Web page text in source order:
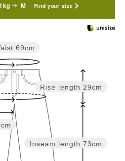
M Find your size
Inseam length 73cm
Rise length 29cm
69cm